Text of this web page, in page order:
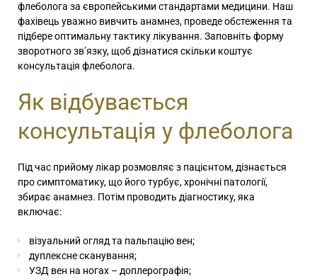
флеболога за європейськими стандартами медицини. Наш
фахівець уважно вивчить анамнез, проведе обстеження та
підбере оптимальну тактику лікування. Заповніть форму
зворотного зв’язку, щоб дізнатися скільки коштує
консультація флеболога.
Як відбувається
консультація у флеболога
Під час прийому лікар розмовляє з пацієнтом, дізнається
про симптоматику, що його турбує, хронічні патології,
збирає анамнез. Потім проводить діагностику, яка
включає:
візуальний огляд та пальпацію вен;
дуплексне сканування;
УЗД вен на ногах – доплерографія;